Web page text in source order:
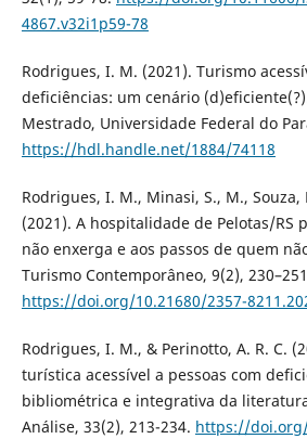
4867.v32i1p59-78
Rodrigues, I. M. (2021). Turismo
deficiências: um cenário
Mestrado, Universidade Federal do
https://hdl.handle.net/1884/74118
Rodrigues, I. M., Minasi, S., M., Souza,
(2021). A hospitalidade de Pelotas/RS
não enxerga e aos passos de quem
Turismo Contemporâneo, 9(2),
https://doi.org/10.21680/2357-
Rodrigues, I. M., & Perinotto, A. R. C.
turística acessível a pessoas com
bibliométrica e integrativa da
Análise, 33(2), 213-234. https://